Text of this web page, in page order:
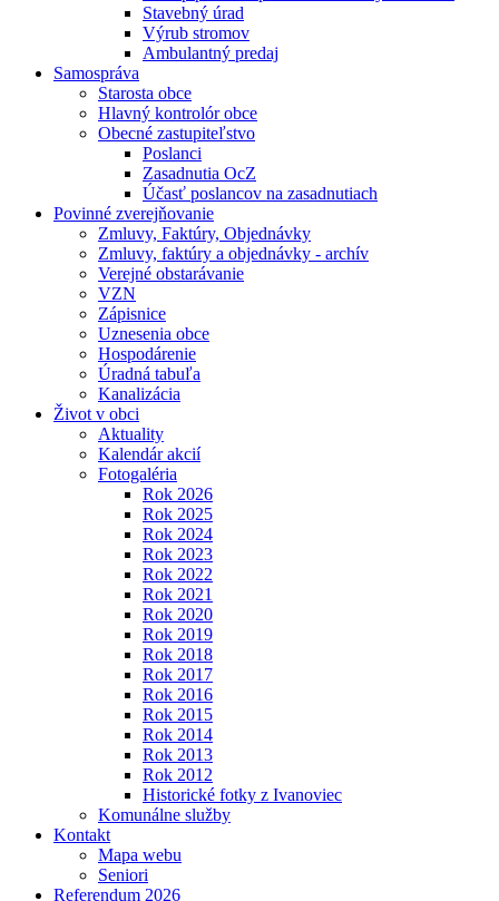
Stavebný úrad
Výrub stromov
Ambulantný predaj
Samospráva
Starosta obce
Hlavný kontrolór obce
Obecné zastupiteľstvo
Poslanci
Zasadnutia OcZ
Účasť poslancov na zasadnutiach
Povinné zverejňovanie
Zmluvy, Faktúry, Objednávky
Zmluvy, faktúry a objednávky - archív
Verejné obstarávanie
VZN
Zápisnice
Uznesenia obce
Hospodárenie
Úradná tabuľa
Kanalizácia
Život v obci
Aktuality
Kalendár akcií
Fotogaléria
Rok 2026
Rok 2025
Rok 2024
Rok 2023
Rok 2022
Rok 2021
Rok 2020
Rok 2019
Rok 2018
Rok 2017
Rok 2016
Rok 2015
Rok 2014
Rok 2013
Rok 2012
Historické fotky z Ivanoviec
Komunálne služby
Kontakt
Mapa webu
Seniori
Referendum 2026